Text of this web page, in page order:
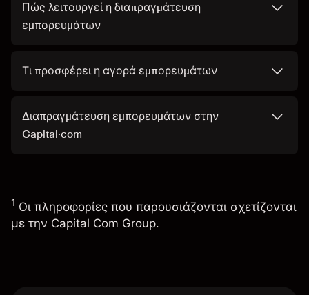
Πώς λειτουργεί η διαπραγμάτευση
εμπορευμάτων
Τι προσφέρει η αγορά εμπορευμάτων
Διαπραγμάτευση εμπορευμάτων στην
Capital·com
1 Οι πληροφορίες που παρουσιάζονται σχετίζονται
με την Capital Com Group.